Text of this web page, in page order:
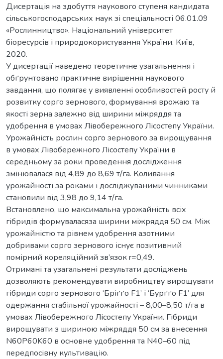
Дисертація на здобуття наукового ступеня кандидата
сільськогосподарських наук зі спеціальності 06.01.09
«Рослинництво». Національний університет
біоресурсів і природокористування України. Київ,
2020.
У дисертації наведено теоретичне узагальнення і
обґрунтовано практичне вирішення наукового
завдання, що полягає у виявленні особливостей росту й
розвитку сорго зернового, формування врожаю та
якості зерна залежно від ширини міжряддя та
удобрення в умовах Лівобережного Лісостепу України.
Урожайність рослин сорго зернового за вирощування
в умовах Лівобережного Лісостепу України в
середньому за роки проведення дослідження
змінювалася від 4,89 до 8,69 т/га. Коливання
урожайності за роками і досліджуваними чинниками
становили від 3,98 до 9,14 т/га.
Встановлено, що максимальна урожайність всіх
гібридів формуваласяза ширини міжряддя 50 см. Між
урожайністю та рівнем удобрення азотними
добривами сорго зернового існує позитивний
помірний кореляційний зв’язок r=0,49.
Отримані та узагальнені результати досліджень
дозволяють рекомендувати виробництву вирощувати
гібриди сорго зернового ‘Бріґґо F1’ і ‘Бурґґо F1’ для
одержання стабільної урожайності – 8,00–8,50 т/га в
умовах Лівобережного Лісостепу України. Гібриди
вирощувати з шириною міжряддя 50 см за внесення
N60P60K60 в основне удобрення та N40–60 під
передпосівну культивацію.